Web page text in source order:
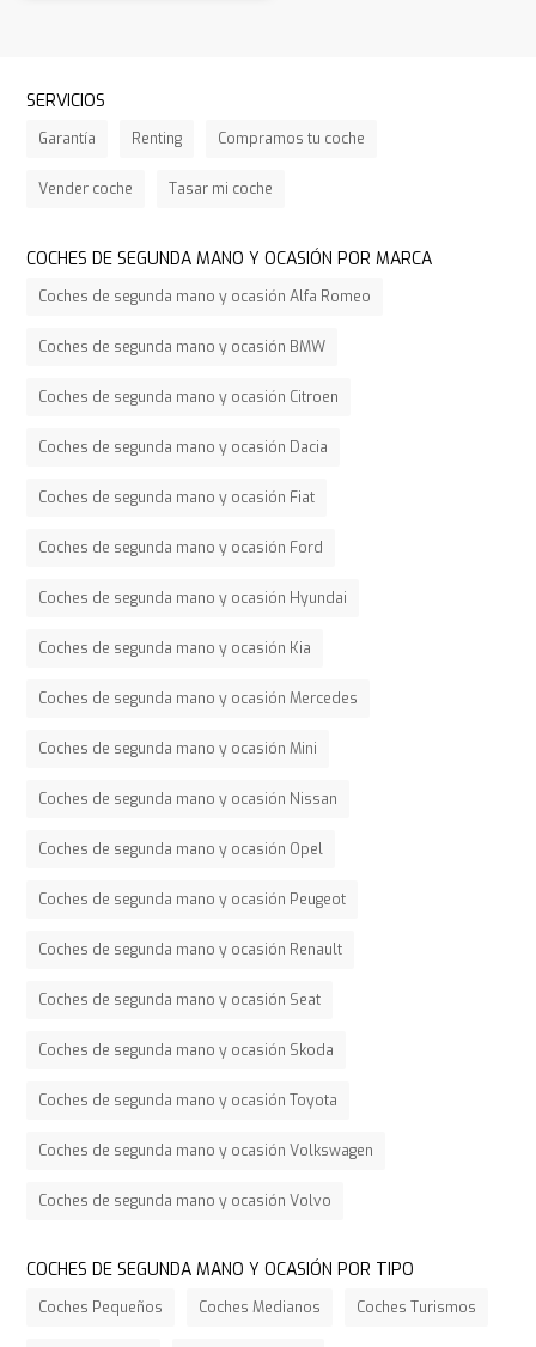
SERVICIOS
Garantía Renting Compramos tu coche
Vender coche Tasar mi coche
COCHES DE SEGUNDA MANO Y OCASIÓN POR MARCA
Coches de segunda mano y ocasión Alfa Romeo
Coches de segunda mano y ocasión BMW
Coches de segunda mano y ocasión Citroen
Coches de segunda mano y ocasión Dacia
Coches de segunda mano y ocasión Fiat
Coches de segunda mano y ocasión Ford
Coches de segunda mano y ocasión Hyundai
Coches de segunda mano y ocasión Kia
Coches de segunda mano y ocasión Mercedes
Coches de segunda mano y ocasión Mini
Coches de segunda mano y ocasión Nissan
Coches de segunda mano y ocasión Opel
Coches de segunda mano y ocasión Peugeot
Coches de segunda mano y ocasión Renault
Coches de segunda mano y ocasión Seat
Coches de segunda mano y ocasión Skoda
Coches de segunda mano y ocasión Toyota
Coches de segunda mano y ocasión Volkswagen
Coches de segunda mano y ocasión Volvo
COCHES DE SEGUNDA MANO Y OCASIÓN POR TIPO
Coches Pequeños Coches Medianos Coches Turismos